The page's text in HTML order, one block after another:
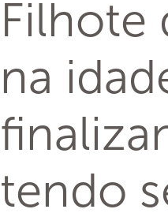
Filhote
na
tendo